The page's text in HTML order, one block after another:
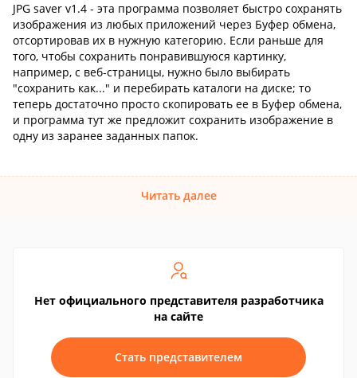
JPG saver v1.4 - эта программа позволяет быстро сохранять
изображения из любых приложений через Буфер обмена,
отсортировав их в нужную категорию. Если раньше для
того, чтобы сохранить понравившуюся картинку,
например, с веб-страницы, нужно было выбирать
"сохранить как..." и перебирать каталоги на диске; то
теперь достаточно просто скопировать ее в Буфер обмена,
и программа тут же предложит сохранить изображение в
одну из заранее заданных папок.
Читать далее
Нет официального представителя разработчика
на сайте
Стать представителем